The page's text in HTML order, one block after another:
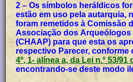
2 – Os símbolos heráldicos
estão em uso pela autarquia,
foram remetidos à Comissão
Associação dos Arqueólogos
(CHAAP) para que esta os
respectivo Parecer, conforme
4º, 1- alínea a, da Lei n.º 53/
encontrando-se deste modo